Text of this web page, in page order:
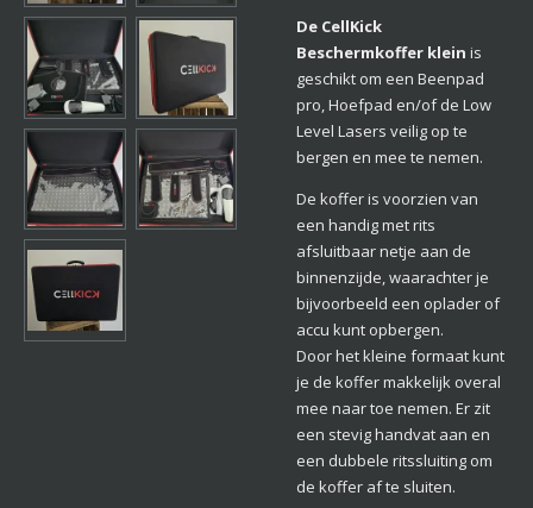
De CellKick
Beschermkoffer klein is
geschikt om een Beenpad
pro, Hoefpad en/of de Low
Level Lasers veilig op te
bergen en mee te nemen.
De koffer is voorzien van
een handig met rits
afsluitbaar netje aan de
binnenzijde, waarachter je
bijvoorbeeld een oplader of
accu kunt opbergen.
Door het kleine formaat kunt
je de koffer makkelijk overal
mee naar toe nemen. Er zit
een stevig handvat aan en
een dubbele ritssluiting om
de koffer af te sluiten.